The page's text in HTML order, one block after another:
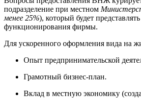
подразделение при местном
менее 25%), который будет
функционирования фирмы.
Для ускоренного оформления вида на
Опыт предпринимательской
Грамотный бизнес-план.
Вклад в местную экономику